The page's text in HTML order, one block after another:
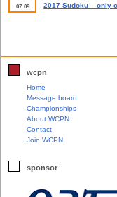
07 09 2017 Sudoku – only
wcpn
Home
Message board
Championships
About WCPN
Contact
Join WCPN
sponsor